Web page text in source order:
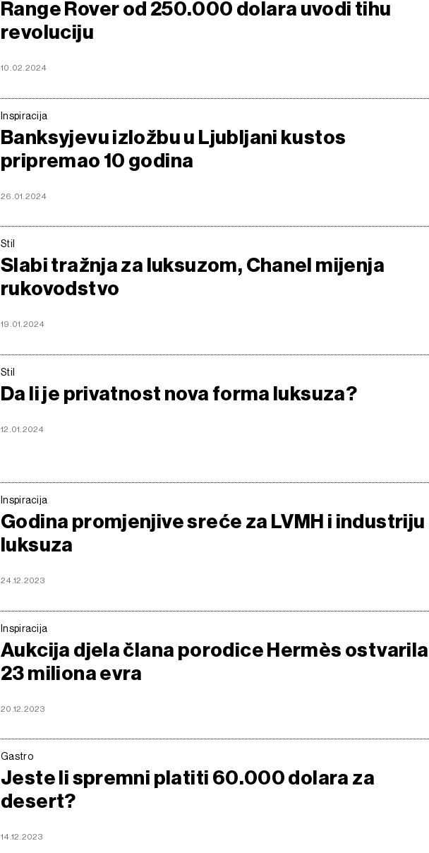
Range Rover od 250.000 dolara uvodi tihu
revoluciju
10.02.2024
Inspiracija
Banksyjevu izložbu u Ljubljani kustos
pripremao 10 godina
26.01.2024
Stil
Slabi tražnja za luksuzom, Chanel mijenja
rukovodstvo
19.01.2024
Stil
Da li je privatnost nova forma luksuza?
12.01.2024
Inspiracija
Godina promjenjive sreće za LVMH i industriju
luksuza
24.12.2023
Inspiracija
Aukcija djela člana porodice Hermès ostvarila
23 miliona evra
20.12.2023
Gastro
Jeste li spremni platiti 60.000 dolara za
desert?
14.12.2023